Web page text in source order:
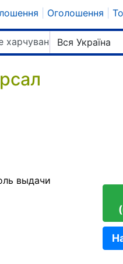
Оголошення
харчуванняВся Україна
выдачи